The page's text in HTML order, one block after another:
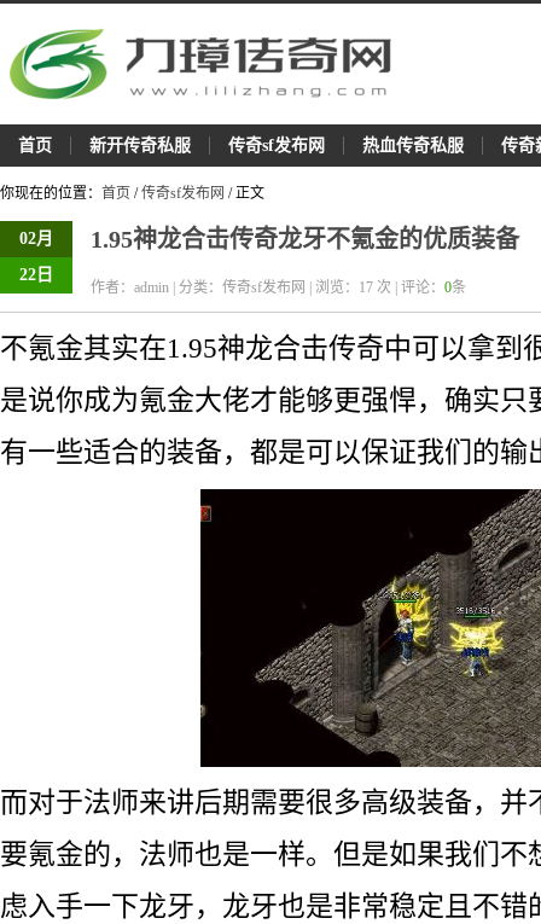
首页 新开传奇私服 传奇sf发布网 热血传奇私服 传奇
你现在的位置： 首页 /传奇sf发布网 / 正文
02月
22日
1.95神龙合击传奇龙牙不氪金的优质装备
作者：admin | 分类：传奇sf发布网 | 浏览： 17 次 | 评论： 0条
不氪金其实在1.95神龙合击传奇中可以拿到
是说你成为氪金大佬才能够更强悍，确实只
有一些适合的装备，都是可以保证我们的输
而对于法师来讲后期需要很多高级装备，并
要氪金的，法师也是一样。但是如果我们不
虑入手一下龙牙，龙牙也是非常稳定且不错